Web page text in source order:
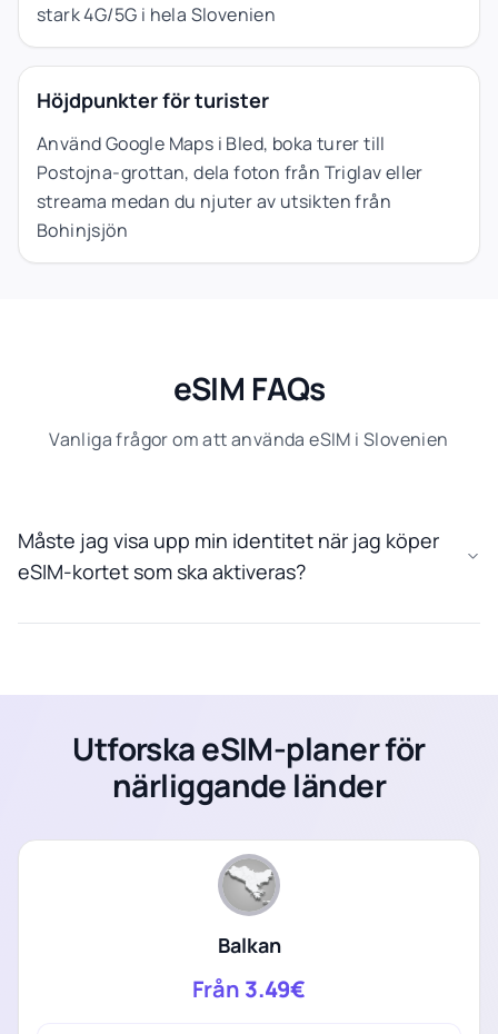
stark 4G/5G i hela Slovenien
Höjdpunkter för turister
Använd Google Maps i Bled, boka turer till
Postojna-grottan, dela foton från Triglav eller
streama medan du njuter av utsikten från
Bohinjsjön
eSIM FAQs
Vanliga frågor om att använda eSIM i Slovenien
Måste jag visa upp min identitet när jag köper
eSIM-kortet som ska aktiveras?
Utforska eSIM-planer för
närliggande länder
Balkan
Från 3.49€